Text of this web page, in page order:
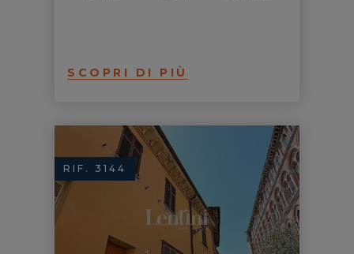
SCOPRI DI PIÙ
RIF. 3144